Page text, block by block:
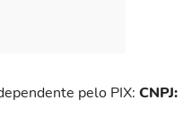
pelo PIX: CNPJ: